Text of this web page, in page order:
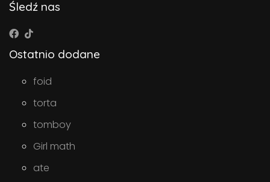
Śledź nas
Ostatnio dodane
foid
torta
tomboy
Girl math
ate